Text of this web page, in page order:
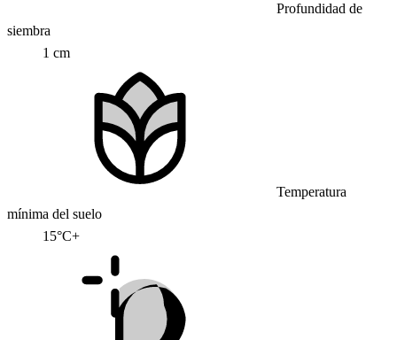
Profundidad de
siembra
1 cm
Temperatura
mínima del suelo
15°C+